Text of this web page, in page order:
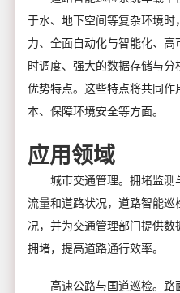
于水、地下空间等复杂环境
力、全面自动化与智能化、
时调度、强大的数据存储与
优势特点。这些特点将共同
本、保障环境安全等方面。
应用领域
城市交通管理。拥堵监测
流量和道路状况，道路智能
况，并为交通管理部门提供
拥堵，提高道路通行效率。
高速公路与国道巡检。